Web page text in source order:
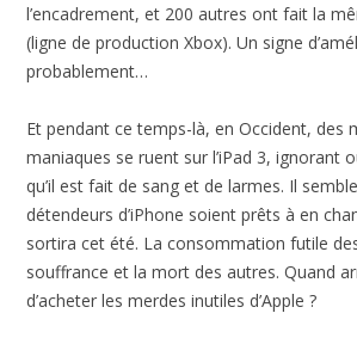
l’encadrement, et 200 autres ont fait la
(ligne de production Xbox). Un signe
probablement…
Et pendant ce temps-là, en Occident, des
maniaques se ruent sur l’iPad 3, ignorant
qu’il est fait de sang et de larmes. Il
détendeurs d’iPhone soient prêts à en
sortira cet été. La consommation futile
souffrance et la mort des autres. Quand
d’acheter les merdes inutiles d’Apple ?